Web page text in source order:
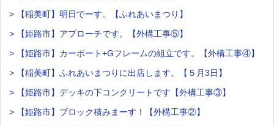
> 【稲美町】明日でーす。【ふれあいまつり】
> 【姫路市】アプローチです。【外構工事⑤】
> 【姫路市】カーポート+Gフレームの組立です。【外構工事④】
> 【稲美町】ふれあいまつりに出店します。【５月3日】
> 【姫路市】デッキの下コンクリートです【外構工事③】
> 【姫路市】ブロック積みまーす！【外構工事②】